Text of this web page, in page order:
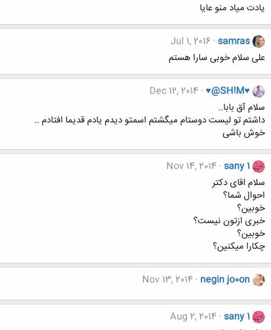
یادت میاد منو عایا
samras
Jul 1, 2016
علی سلام خوبی سارا هستم
♥@SH!M♥
Dec 12, 2014
سلام آق بابا..
داشتم تو لیست دوستام میگشتم اسمتو دیدم یادم قدیما افتادم ..
خوش باشی
sany 1
Nov 14, 2014
سلام اقای دکتر
احوال شما؟
خوبین؟
خبری ازتون نیست؟
خوبین؟
چکارا میکنین؟
negin jo0on
Nov 13, 2014
sany 1
Aug 2, 2014